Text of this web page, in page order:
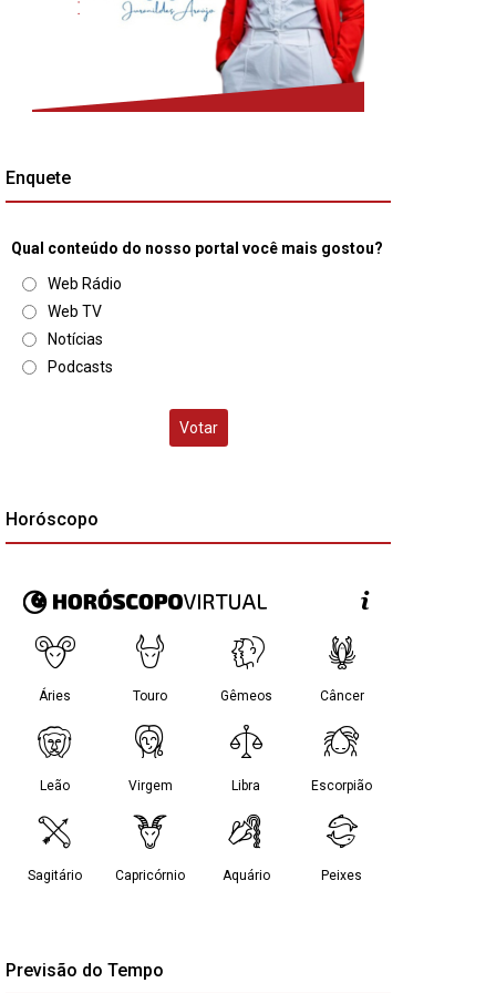
Enquete
Qual conteúdo do nosso portal você mais gostou?
Web Rádio
Web TV
Notícias
Podcasts
Votar
Horóscopo
Previsão do Tempo